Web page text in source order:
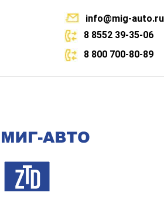
info@mig-auto.ru
8 8552 39-35-06
8 800 700-80-89